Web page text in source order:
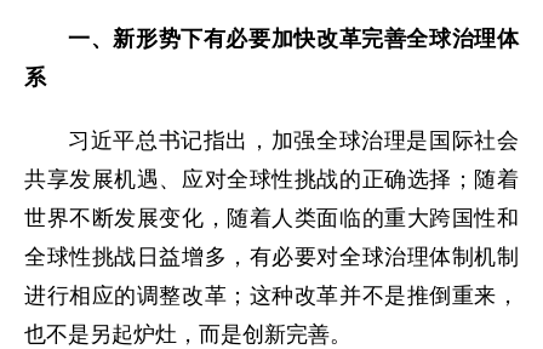
一、新形势下有必要加快改革完善全球治理体
系
习近平总书记指出，加强全球治理是国际社会
共享发展机遇、应对全球性挑战的正确选择；随着
世界不断发展变化，随着人类面临的重大跨国性和
全球性挑战日益增多，有必要对全球治理体制机制
进行相应的调整改革；这种改革并不是推倒重来，
也不是另起炉灶，而是创新完善。